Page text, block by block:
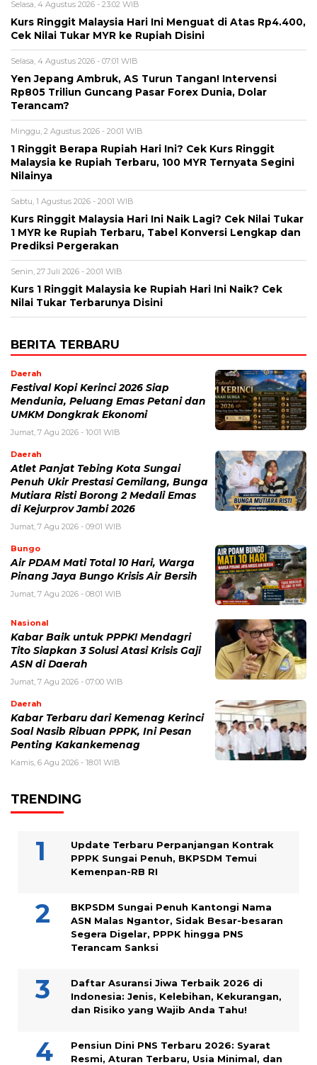
Selasa, 4 Agustus 2026 - 23:02 WIB
Kurs Ringgit Malaysia Hari Ini Menguat di Atas Rp4.400,
Cek Nilai Tukar MYR ke Rupiah Disini
Selasa, 4 Agustus 2026 - 07:01 WIB
Yen Jepang Ambruk, AS Turun Tangan! Intervensi
Rp805 Triliun Guncang Pasar Forex Dunia, Dolar
Terancam?
Minggu, 2 Agustus 2026 - 20:01 WIB
1 Ringgit Berapa Rupiah Hari Ini? Cek Kurs Ringgit
Malaysia ke Rupiah Terbaru, 100 MYR Ternyata Segini
Nilainya
Sabtu, 1 Agustus 2026 - 20:01 WIB
Kurs Ringgit Malaysia Hari Ini Naik Lagi? Cek Nilai Tukar
1 MYR ke Rupiah Terbaru, Tabel Konversi Lengkap dan
Prediksi Pergerakan
Senin, 27 Juli 2026 - 20:01 WIB
Kurs 1 Ringgit Malaysia ke Rupiah Hari Ini Naik? Cek
Nilai Tukar Terbarunya Disini
BERITA TERBARU
Daerah
Festival Kopi Kerinci 2026 Siap
Mendunia, Peluang Emas Petani dan
UMKM Dongkrak Ekonomi
Jumat, 7 Agu 2026 - 10:01 WIB
Daerah
Atlet Panjat Tebing Kota Sungai
Penuh Ukir Prestasi Gemilang, Bunga
Mutiara Risti Borong 2 Medali Emas
di Kejurprov Jambi 2026
Jumat, 7 Agu 2026 - 09:01 WIB
Bungo
Air PDAM Mati Total 10 Hari, Warga
Pinang Jaya Bungo Krisis Air Bersih
Jumat, 7 Agu 2026 - 08:01 WIB
Nasional
Kabar Baik untuk PPPK! Mendagri
Tito Siapkan 3 Solusi Atasi Krisis Gaji
ASN di Daerah
Jumat, 7 Agu 2026 - 07:00 WIB
Daerah
Kabar Terbaru dari Kemenag Kerinci
Soal Nasib Ribuan PPPK, Ini Pesan
Penting Kakankemenag
Kamis, 6 Agu 2026 - 18:01 WIB
TRENDING
Update Terbaru Perpanjangan Kontrak
PPPK Sungai Penuh, BKPSDM Temui
Kemenpan-RB RI
BKPSDM Sungai Penuh Kantongi Nama
ASN Malas Ngantor, Sidak Besar-besaran
Segera Digelar, PPPK hingga PNS
Terancam Sanksi
Daftar Asuransi Jiwa Terbaik 2026 di
Indonesia: Jenis, Kelebihan, Kekurangan,
dan Risiko yang Wajib Anda Tahu!
Pensiun Dini PNS Terbaru 2026: Syarat
Resmi, Aturan Terbaru, Usia Minimal, dan